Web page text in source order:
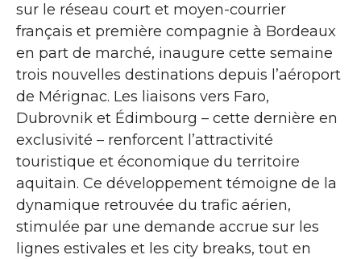
sur le réseau court et moyen-courrier
français et première compagnie à Bordeaux
en part de marché, inaugure cette semaine
trois nouvelles destinations depuis l’aéroport
de Mérignac. Les liaisons vers Faro,
Dubrovnik et Édimbourg – cette dernière en
exclusivité – renforcent l’attractivité
touristique et économique du territoire
aquitain. Ce développement témoigne de la
dynamique retrouvée du trafic aérien,
stimulée par une demande accrue sur les
lignes estivales et les city breaks, tout en